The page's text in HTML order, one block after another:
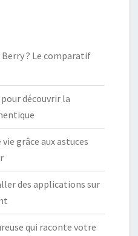
? Le comparatif
découvrir la
grâce aux astuces
des applications sur
qui raconte votre